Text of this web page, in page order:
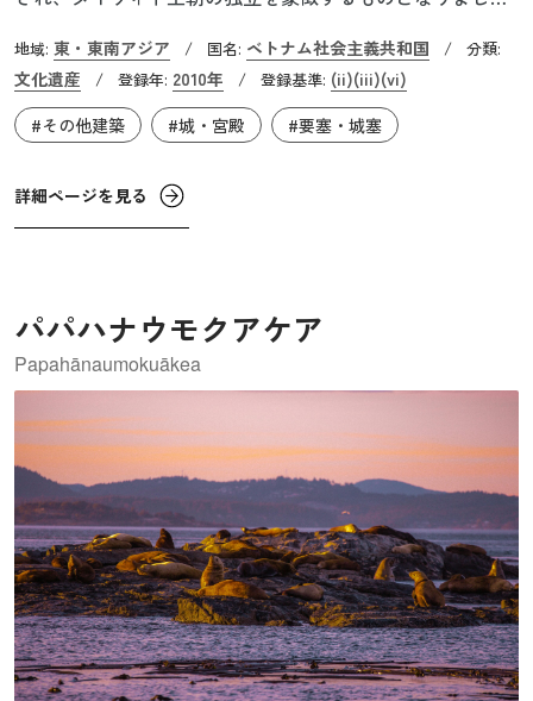
タを埋め立てた土地に築かれました。この地は7世紀から19
世紀までの期間にわたり、約13世紀の間途切れることなく
政治権力の中心地であり続けました。さまざまな考古学的
わたる存続と継続を特徴としています。
地域: 東・東南アジア / 国名: ベトナム社会主義共和国 / 分類:
文化遺産 / 登録年: 2010年 / 登録基準: (ii)(iii)(vi)
#その他建築
#城・宮殿 #要塞・城塞
詳細ページを見る
パパハナウモクアケア
Papahānaumokuākea